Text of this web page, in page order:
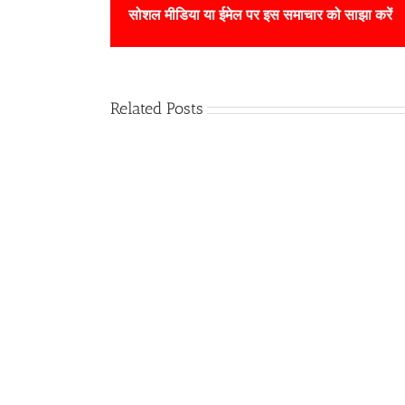
सोशल मीडिया या ईमेल पर इस समाचार को साझा करें
Related Posts